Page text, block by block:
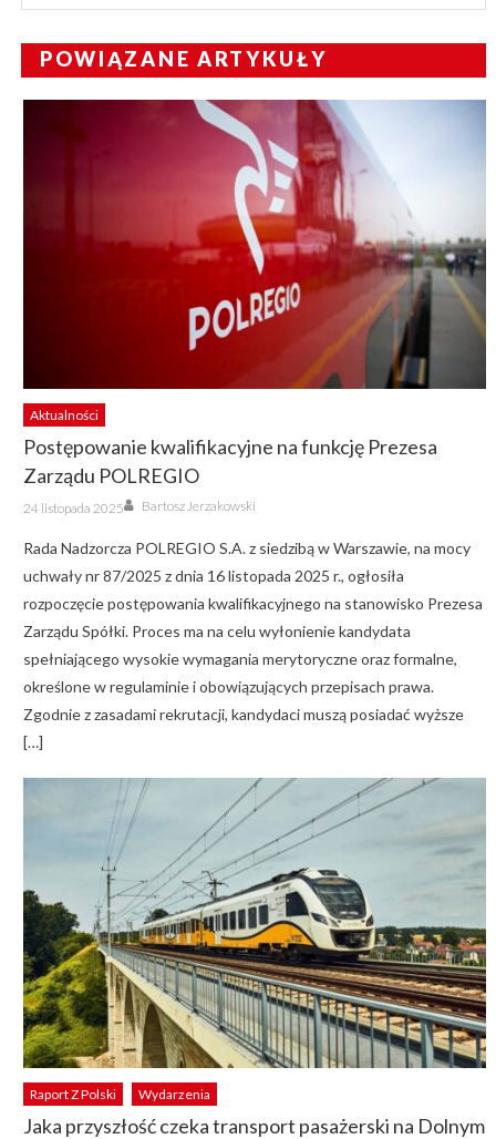
POWIĄZANE ARTYKUŁY
Aktualności
Postępowanie kwalifikacyjne na funkcję Prezesa
Zarządu POLREGIO
Posted
on
24 listopada 2025 Author
Bartosz Jerzakowski
Rada Nadzorcza POLREGIO S.A. z siedzibą w Warszawie, na mocy
uchwały nr 87/2025 z dnia 16 listopada 2025 r., ogłosiła
rozpoczęcie postępowania kwalifikacyjnego na stanowisko Prezesa
Zarządu Spółki. Proces ma na celu wyłonienie kandydata
spełniającego wysokie wymagania merytoryczne oraz formalne,
określone w regulaminie i obowiązujących przepisach prawa.
Zgodnie z zasadami rekrutacji, kandydaci muszą posiadać wyższe
[…]
Raport Z Polski Wydarzenia
Jaka przyszłość czeka transport pasażerski na Dolnym